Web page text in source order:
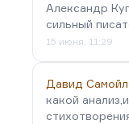
Александр
сильный
15 июня, 11:29
Давид
какой